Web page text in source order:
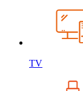
TV